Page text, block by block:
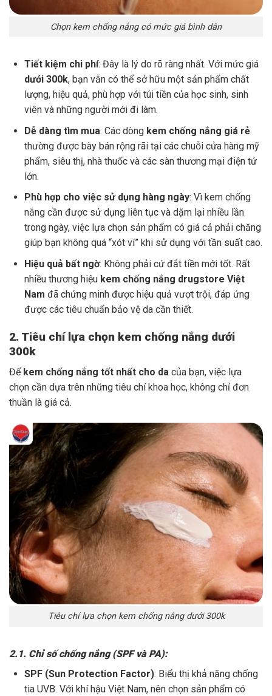
Chọn kem chống nắng có mức giá bình dân
Tiết kiệm chi phí: Đây là lý do rõ ràng nhất. Với mức giá
dưới 300k, bạn vẫn có thể sở hữu một sản phẩm chất
lượng, hiệu quả, phù hợp với túi tiền của học sinh, sinh
viên và những người mới đi làm.
Dễ dàng tìm mua: Các dòng kem chống nắng giá rẻ
thường được bày bán rộng rãi tại các chuỗi cửa hàng mỹ
phẩm, siêu thị, nhà thuốc và các sàn thương mại điện tử
lớn.
Phù hợp cho việc sử dụng hàng ngày: Vì kem chống
nắng cần được sử dụng liên tục và dặm lại nhiều lần
trong ngày, việc lựa chọn sản phẩm có giá cả phải chăng
giúp bạn không quá “xót ví” khi sử dụng với tần suất cao.
Hiệu quả bất ngờ: Không phải cứ đắt tiền mới tốt. Rất
nhiều thương hiệu kem chống nắng drugstore Việt
Nam đã chứng minh được hiệu quả vượt trội, đáp ứng
được các tiêu chuẩn bảo vệ da cần thiết.
2. Tiêu chí lựa chọn kem chống nắng dưới
300k
Để kem chống nắng tốt nhất cho da của bạn, việc lựa
chọn cần dựa trên những tiêu chí khoa học, không chỉ đơn
thuần là giá cả.
Tiêu chí lựa chọn kem chống nắng dưới 300k
2.1. Chỉ số chống nắng (SPF và PA):
SPF (Sun Protection Factor): Biểu thị khả năng chống
tia UVB. Với khí hậu Việt Nam, nên chọn sản phẩm có